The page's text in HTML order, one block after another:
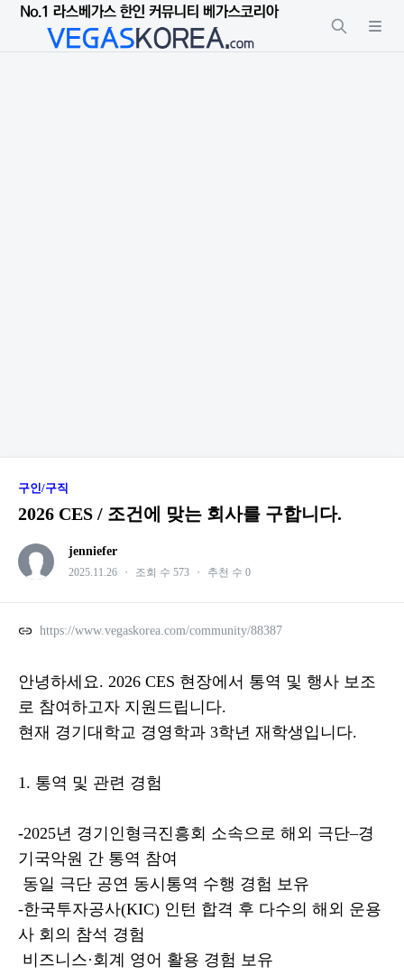
구인/구직
2026 CES / 조건에 맞는 회사를 구합니다.
jenniefer
2025.11.26 ・ 조회 수 573 ・ 추천 수 0
https://www.vegaskorea.com/community/88387
안녕하세요. 2026 CES 현장에서 통역 및 행사 보조
로 참여하고자 지원드립니다.
현재 경기대학교 경영학과 3학년 재학생입니다.
1. 통역 및 관련 경험
-2025년 경기인형극진흥회 소속으로 해외 극단–경
기국악원 간 통역 참여
동일 극단 공연 동시통역 수행 경험 보유
-한국투자공사(KIC) 인턴 합격 후 다수의 해외 운용
사 회의 참석 경험
비즈니스·회계 영어 활용 경험 보유